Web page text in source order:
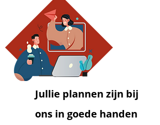
Jullie plannen zijn bij
ons in goede handen